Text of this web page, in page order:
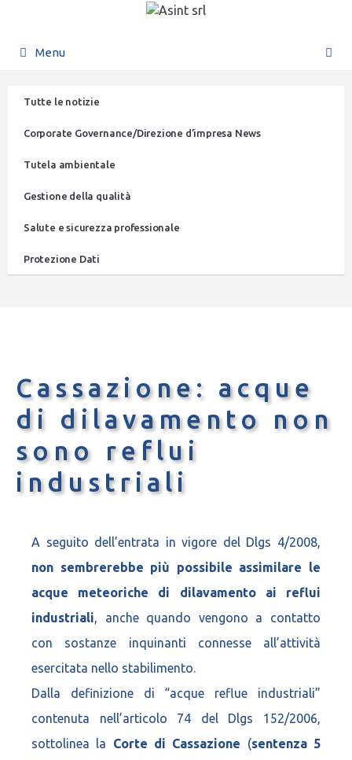
Menu
Tutte le notizie
Corporate Governance/Direzione d’impresa News
Tutela ambientale
Gestione della qualità
Salute e sicurezza professionale
Protezione Dati
Cassazione: acque
di dilavamento non
sono reflui
industriali
A seguito dell’entrata in vigore del Dlgs 4/2008,
non sembrerebbe più possibile assimilare le
acque meteoriche di dilavamento ai reflui
industriali, anche quando vengono a contatto
con sostanze inquinanti connesse all’attività
esercitata nello stabilimento.
Dalla definizione di “acque reflue industriali”
contenuta nell’articolo 74 del Dlgs 152/2006,
sottolinea la Corte di Cassazione (sentenza 5